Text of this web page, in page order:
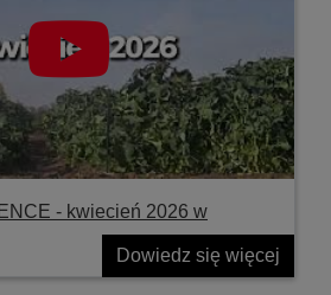
- kwiecień 2026 w
Dowiedz się więcej